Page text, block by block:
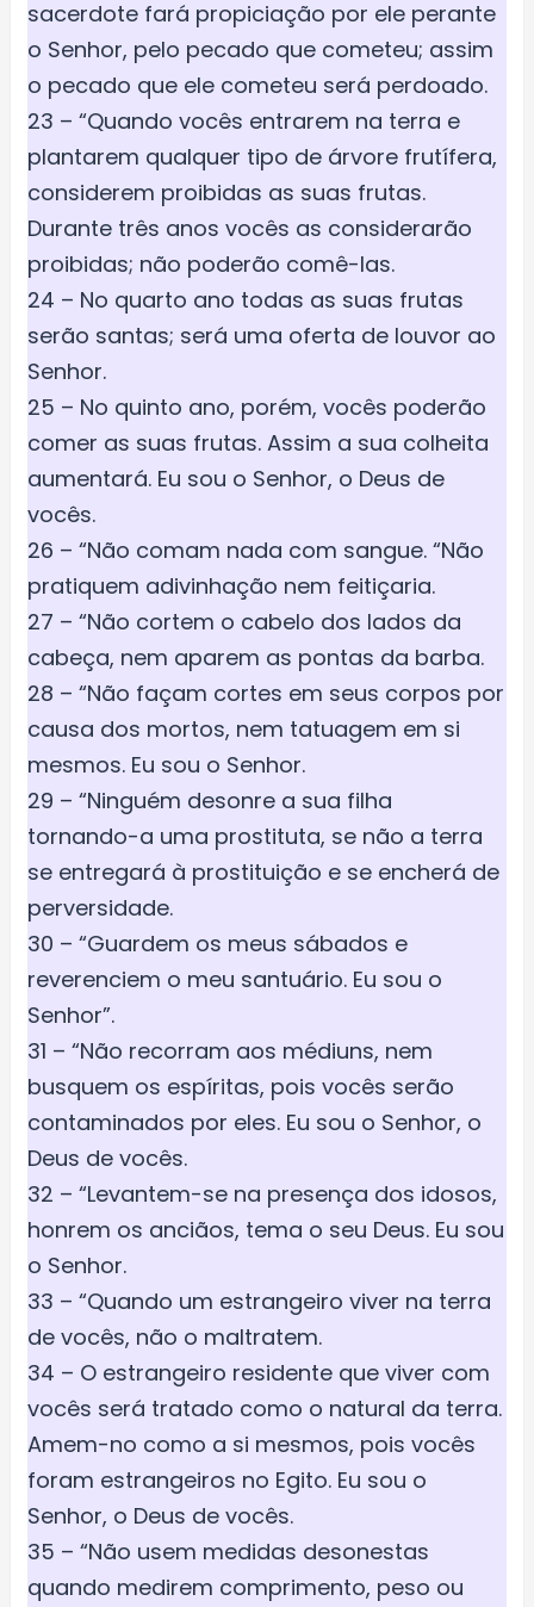
sacerdote fará propiciação por ele perante
o Senhor, pelo pecado que cometeu; assim
o pecado que ele cometeu será perdoado.
23 – “Quando vocês entrarem na terra e
plantarem qualquer tipo de árvore frutífera,
considerem proibidas as suas frutas.
Durante três anos vocês as considerarão
proibidas; não poderão comê-las.
24 – No quarto ano todas as suas frutas
serão santas; será uma oferta de louvor ao
Senhor.
25 – No quinto ano, porém, vocês poderão
comer as suas frutas. Assim a sua colheita
aumentará. Eu sou o Senhor, o Deus de
vocês.
26 – “Não comam nada com sangue. “Não
pratiquem adivinhação nem feitiçaria.
27 – “Não cortem o cabelo dos lados da
cabeça, nem aparem as pontas da barba.
28 – “Não façam cortes em seus corpos por
causa dos mortos, nem tatuagem em si
mesmos. Eu sou o Senhor.
29 – “Ninguém desonre a sua filha
tornando-a uma prostituta, se não a terra
se entregará à prostituição e se encherá de
perversidade.
30 – “Guardem os meus sábados e
reverenciem o meu santuário. Eu sou o
Senhor”.
31 – “Não recorram aos médiuns, nem
busquem os espíritas, pois vocês serão
contaminados por eles. Eu sou o Senhor, o
Deus de vocês.
32 – “Levantem-se na presença dos idosos,
honrem os anciãos, tema o seu Deus. Eu sou
o Senhor.
33 – “Quando um estrangeiro viver na terra
de vocês, não o maltratem.
34 – O estrangeiro residente que viver com
vocês será tratado como o natural da terra.
Amem-no como a si mesmos, pois vocês
foram estrangeiros no Egito. Eu sou o
Senhor, o Deus de vocês.
35 – “Não usem medidas desonestas
quando medirem comprimento, peso ou